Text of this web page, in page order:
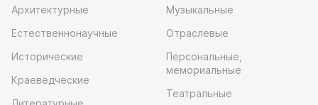
Архитектурные
Естественнонаучные
Исторические
Краеведческие
Музыкальные
Отраслевые
Персональные,
мемориальные
Театральные